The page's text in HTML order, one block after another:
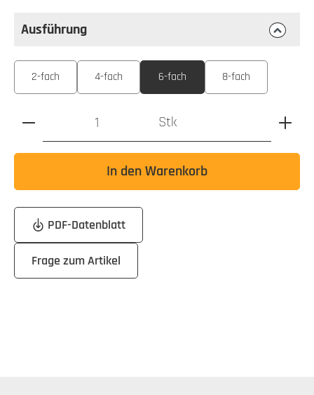
Ausführung
Ausführungauswählen
2-fach 4-fach 6-fach 8-fach
Produkt Anzahl: Gib den gewünschten Wert ein oder
Stk
In den Warenkorb
PDF-Datenblatt
Frage zum Artikel